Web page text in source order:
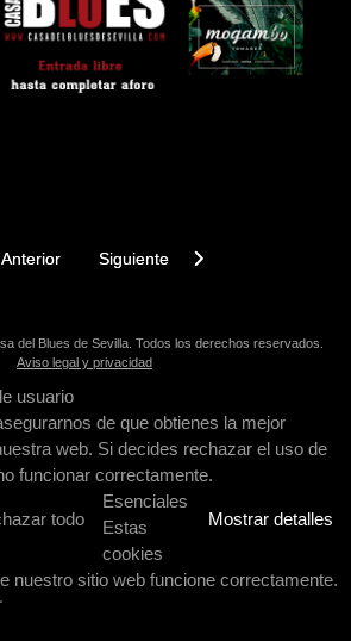
anterior: Concierto de alumnos de
Anterior Artículo siguiente: Concierto de
Siguiente
del Blues de Sevilla. Todos los derechos reservados.
Aviso legal y privacidad
usuario
de que obtienes la mejor
web. Si decides rechazar el uso de
funcionar correctamente.
todo Mostrar detalles
Esenciales
Estas
cookies
nuestro sitio web funcione correctamente.